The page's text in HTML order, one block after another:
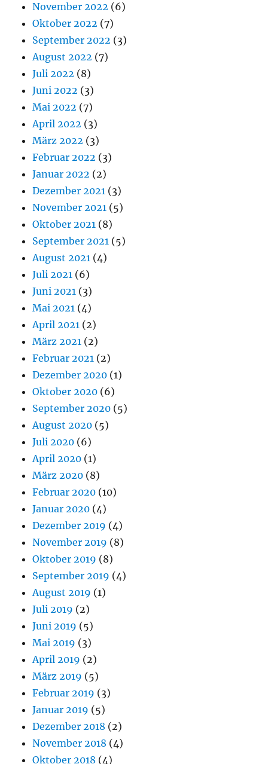
November 2022 (6)
Oktober 2022 (7)
September 2022 (3)
August 2022 (7)
Juli 2022 (8)
Juni 2022 (3)
Mai 2022 (7)
April 2022 (3)
März 2022 (3)
Februar 2022 (3)
Januar 2022 (2)
Dezember 2021 (3)
November 2021 (5)
Oktober 2021 (8)
September 2021 (5)
August 2021 (4)
Juli 2021 (6)
Juni 2021 (3)
Mai 2021 (4)
April 2021 (2)
März 2021 (2)
Februar 2021 (2)
Dezember 2020 (1)
Oktober 2020 (6)
September 2020 (5)
August 2020 (5)
Juli 2020 (6)
April 2020 (1)
März 2020 (8)
Februar 2020 (10)
Januar 2020 (4)
Dezember 2019 (4)
November 2019 (8)
Oktober 2019 (8)
September 2019 (4)
August 2019 (1)
Juli 2019 (2)
Juni 2019 (5)
Mai 2019 (3)
April 2019 (2)
März 2019 (5)
Februar 2019 (3)
Januar 2019 (5)
Dezember 2018 (2)
November 2018 (4)
Oktober 2018 (4)